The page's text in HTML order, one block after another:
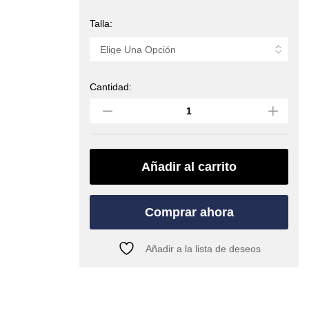
Talla:
Guantes
(EDELRID)
quantity
Cantidad:
Añadir al carrito
Comprar ahora
Añadir a la lista de deseos